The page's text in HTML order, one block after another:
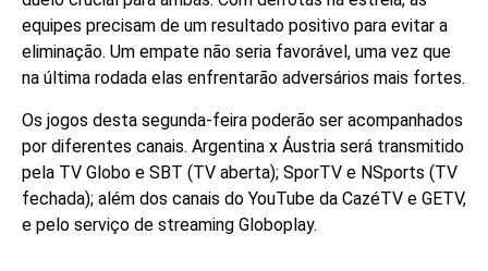
equipes precisam de um resultado positivo para evitar a
eliminação. Um empate não seria favorável, uma vez que
na última rodada elas enfrentarão adversários mais fortes.
Os jogos desta segunda-feira poderão ser acompanhados
por diferentes canais. Argentina x Áustria será transmitido
pela TV Globo e SBT (TV aberta); SporTV e NSports (TV
fechada); além dos canais do YouTube da CazéTV e GETV,
e pelo serviço de streaming Globoplay.